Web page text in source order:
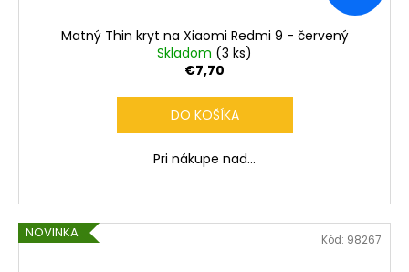
Matný Thin kryt na Xiaomi Redmi 9 - červený
Skladom (3 ks)
€7,70
DO KOŠÍKA
Pri nákupe nad...
NOVINKA Kód: 98267